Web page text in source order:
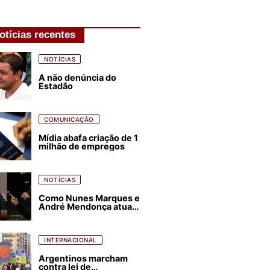
recentes
NOTÍCIAS
A não denúncia do
Estadão
COMUNICAÇÃO
Mídia abafa criação de 1
milhão de empregos
NOTÍCIAS
Como Nunes Marques e
André Mendonça atuam
INTERNACIONAL
Argentinos marcham
contra lei de